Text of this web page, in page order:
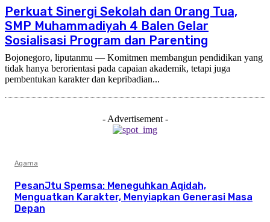
Perkuat Sinergi Sekolah dan Orang Tua,
SMP Muhammadiyah 4 Balen Gelar
Sosialisasi Program dan Parenting
Bojonegoro, liputanmu — Komitmen membangun pendidikan yang
tidak hanya berorientasi pada capaian akademik, tetapi juga
pembentukan karakter dan kepribadian...
- Advertisement -
Agama
PesanJtu Spemsa: Meneguhkan Aqidah,
Menguatkan Karakter, Menyiapkan Generasi Masa
Depan